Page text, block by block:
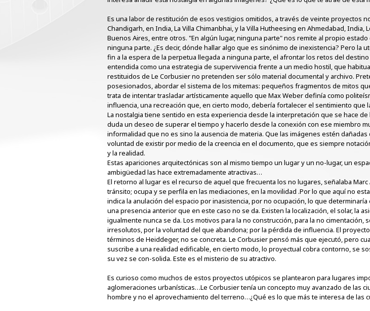
Es una labor de restitución de esos vestigios omitidos, a través de veinte proyectos
Chandigarh, en India, La Villa Chimanbhai, y la Villa Hutheesing en Ahmedabad, India,
Buenos Aires, entre otros. "En algún lugar, ninguna parte" nos remite al propio
ninguna parte. ¿Es decir, dónde hallar algo que es sinónimo de inexistencia? Pero
fin a la espera de la perpetua llegada a ninguna parte, el afrontar los retos del
entendida como una estrategia de supervivencia frente a un medio hostil, que
restituidos de Le Corbusier no pretenden ser sólo material documental y archivo.
posesionados, abordar el sistema de los mitemas: pequeños fragmentos de mitos
trata de intentar trasladar artísticamente aquello que Max Weber definía como
influencia, una recreación que, en cierto modo, debería fortalecer el sentimiento que
La nostalgia tiene sentido en esta experiencia desde la interpretación que se hace
duda un deseo de superar el tiempo y hacerlo desde la conexión con ese miembro
informalidad que no es sino la ausencia de materia. Que las imágenes estén
voluntad de existir por medio de la creencia en el documento, que es siempre
y la realidad.
Estas apariciones arquitectónicas son al mismo tiempo un lugar y un no-lugar, un
ambigüedad las hace extremadamente atractivas…
El retorno al lugar es el recurso de aquel que frecuenta los no lugares, señalaba
tránsito; ocupa y se perfila en las mediaciones, en la movilidad .Por lo que aquí no
indica la anulación del espacio por inasistencia, por no ocupación, lo que
una presencia anterior que en este caso no se da. Existen la localización, el solar, la
igualmente nunca se da. Los motivos para la no construcción, para la no
irresolutos, por la voluntad del que abandona; por la pérdida de influencia. El
términos de Heiddeger, no se concreta. Le Corbusier pensó más que ejecutó, pero
suscribe a una realidad edificable, en cierto modo, lo proyectual cobra contorno, se
su vez se con-solida. Este es el misterio de su atractivo.
Es curioso como muchos de estos proyectos utópicos se plantearon para lugares
aglomeraciones urbanísticas…Le Corbusier tenía un concepto muy avanzado de las
hombre y no el aprovechamiento del terreno…¿Qué es lo que más te interesa de las